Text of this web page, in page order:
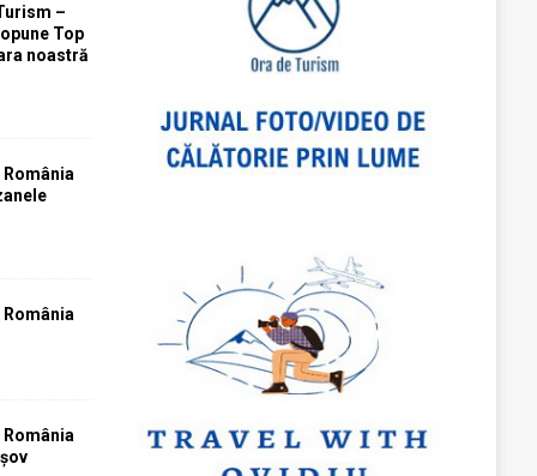
–
Top
noastră